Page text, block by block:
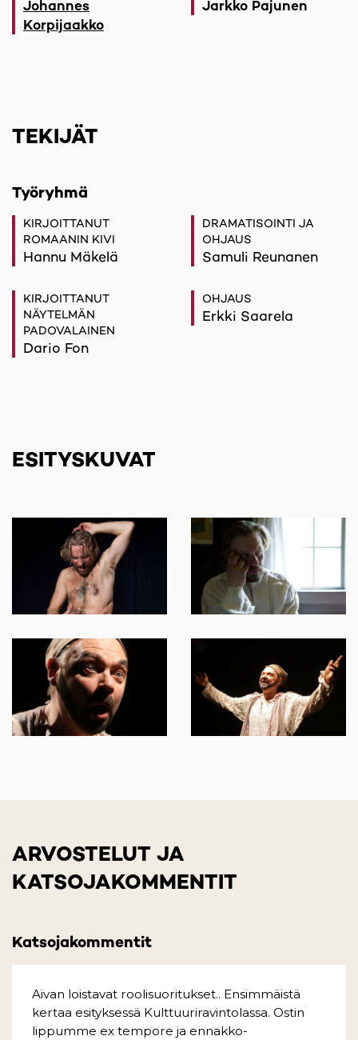
Johannes
Korpijaakko
Jarkko Pajunen
TEKIJÄT
Työryhmä
KIRJOITTANUT
ROMAANIN KIVI
Hannu Mäkelä
DRAMATISOINTI JA
OHJAUS
Samuli Reunanen
KIRJOITTANUT
NÄYTELMÄN
PADOVALAINEN
Dario Fon
OHJAUS
Erkki Saarela
ESITYSKUVAT
ARVOSTELUT JA
KATSOJAKOMMENTIT
Katsojakommentit
Aivan loistavat roolisuoritukset.. Ensimmäistä
kertaa esityksessä Kulttuuriravintolassa. Ostin
lippumme ex tempore ja ennakko-